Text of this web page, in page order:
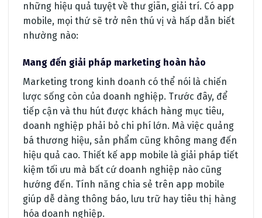
những hiệu quả tuyệt về thư giãn, giải trí. Có app
mobile, mọi thứ sẽ trở nên thú vị và hấp dẫn biết
nhường nào:
Mang đến giải pháp marketing hoàn hảo
Marketing trong kinh doanh có thể nói là chiến
lược sống còn của doanh nghiệp. Trước đây, để
tiếp cận và thu hút được khách hàng mục tiêu,
doanh nghiệp phải bỏ chi phí lớn. Mà việc quảng
bá thương hiệu, sản phẩm cũng không mang đến
hiệu quả cao. Thiết kế app mobile là giải pháp tiết
kiệm tối ưu mà bất cứ doanh nghiệp nào cũng
hướng đến. Tính năng chia sẻ trên app mobile
giúp dễ dàng thông báo, lưu trữ hay tiêu thị hàng
hóa doanh nghiệp.